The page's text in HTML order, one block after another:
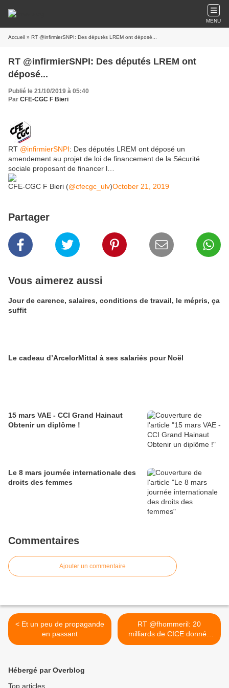
MENU
Accueil » RT @infirmierSNPI: Des députés LREM ont déposé...
RT @infirmierSNPI: Des députés LREM ont
déposé...
Publié le 21/10/2019 à 05:40
Par CFE-CGC F Bieri
RT @infirmierSNPI: Des députés LREM ont déposé un
amendement au projet de loi de financement de la Sécurité
sociale proposant de financer l…
CFE-CGC F Bieri (@cfecgc_ulv)October 21, 2019
Partager
Vous aimerez aussi
Jour de carence, salaires, conditions de travail, le mépris, ça
suffit
Le cadeau d’ArcelorMittal à ses salariés pour Noël
15 mars VAE - CCI Grand Hainaut
Obtenir un diplôme !
Le 8 mars journée internationale des
droits des femmes
Commentaires
Ajouter un commentaire
< Et un peu de propagande
en passant
RT @fhommeril: 20
milliards de CICE donnés
sans... >
Hébergé par Overblog
Top articles